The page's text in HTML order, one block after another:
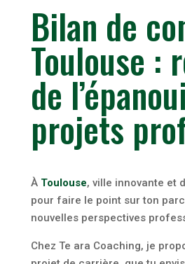
Bilan de
Toulouse :
de
projets
À Toulouse, ville innovante et
pour faire le point sur ton
nouvelles perspectives
Chez Te ara Coaching, je